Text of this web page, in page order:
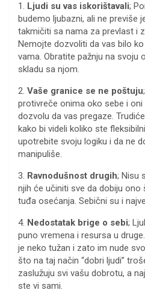
1. Ljudi su vas iskorištavali;
budemo ljubazni, ali ne previše
takmičiti sa nama za prevlast i
Nemojte dozvoliti da vas bilo
vama. Obratite pažnju na svoju
skladu sa njom.
2. Vaše granice se ne poštuju
protivreče onima oko sebe i
dozvolu da vas pregaze.
kako bi videli koliko ste
upotrebite svoju logiku i da ne
manipuliše.
3. Ravnodušnost drugih; Nisu
njih će učiniti sve da dobiju ono
tuđa osećanja. Sebični su i
4. Nedostatak brige o sebi;
puno vremena i resursa u
je neko tužan i zato im nude
što na taj način “dobri ljudi”
zaslužuju svi vašu dobrotu, a
ste vi sami.